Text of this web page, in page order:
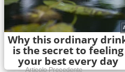
Articolo Precedente